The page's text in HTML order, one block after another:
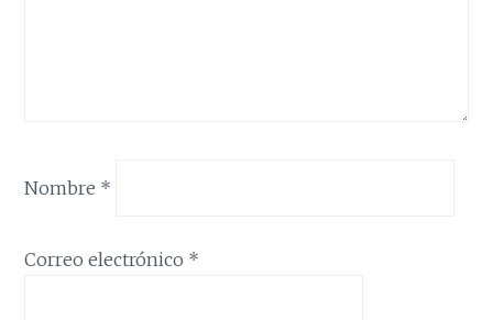
Nombre *
Correo electrónico *